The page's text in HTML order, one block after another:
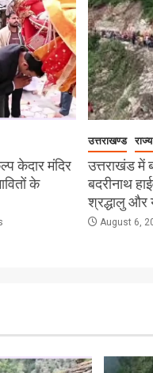
केदार मंदिर
के
उत्तराखण्ड
उत्तराखंड में
बदरीनाथ
श्रद्धालु और
August 6,